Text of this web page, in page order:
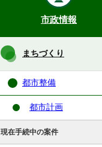
市政情報
まちづくり
都市整備
都市計画
現在手続中の案件